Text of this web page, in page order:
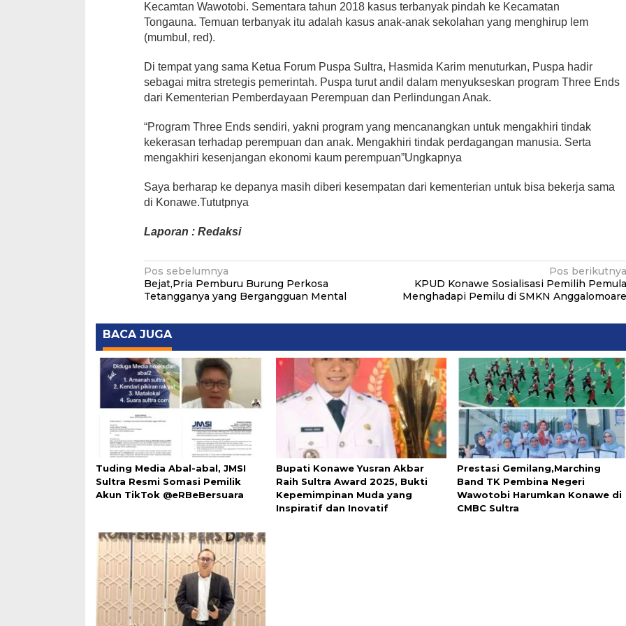
Kecamtan Wawotobi. Sementara tahun 2018 kasus terbanyak pindah ke Kecamatan
Tongauna. Temuan terbanyak itu adalah kasus anak-anak sekolahan yang menghirup lem
(mumbul, red).
Di tempat yang sama Ketua Forum Puspa Sultra, Hasmida Karim menuturkan, Puspa hadir
sebagai mitra stretegis pemerintah. Puspa turut andil dalam menyukseskan program Three Ends
dari Kementerian Pemberdayaan Perempuan dan Perlindungan Anak.
“Program Three Ends sendiri, yakni program yang mencanangkan untuk mengakhiri tindak
kekerasan terhadap perempuan dan anak. Mengakhiri tindak perdagangan manusia. Serta
mengakhiri kesenjangan ekonomi kaum perempuan”Ungkapnya
Saya berharap ke depanya masih diberi kesempatan dari kementerian untuk bisa bekerja sama
di Konawe.Tututpnya
Laporan : Redaksi
Navigasi
pos
Pos sebelumnya
Bejat,Pria Pemburu Burung Perkosa
Tetangganya yang Bergangguan Mental
Pos berikutnya
KPUD Konawe Sosialisasi Pemilih Pemula
Menghadapi Pemilu di SMKN Anggalomoare
BACA JUGA
Tuding Media Abal-abal, JMSI
Sultra Resmi Somasi Pemilik
Akun TikTok @eRBeBersuara
Bupati Konawe Yusran Akbar
Raih Sultra Award 2025, Bukti
Kepemimpinan Muda yang
Inspiratif dan Inovatif
Prestasi Gemilang,Marching
Band TK Pembina Negeri
Wawotobi Harumkan Konawe di
CMBC Sultra